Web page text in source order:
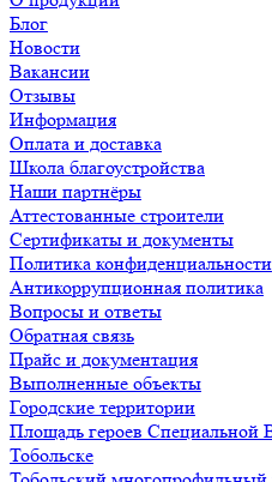
Блог
Новости
Вакансии
Отзывы
Информация
Оплата и доставка
Школа благоустройства
Наши партнёры
Аттестованные строители
Сертификаты и документы
Политика конфиденциальности
Антикоррупционная политика
Вопросы и ответы
Обратная связь
Прайс и документация
Выполненные объекты
Городские территории
Площадь героев Специальной
Тобольске